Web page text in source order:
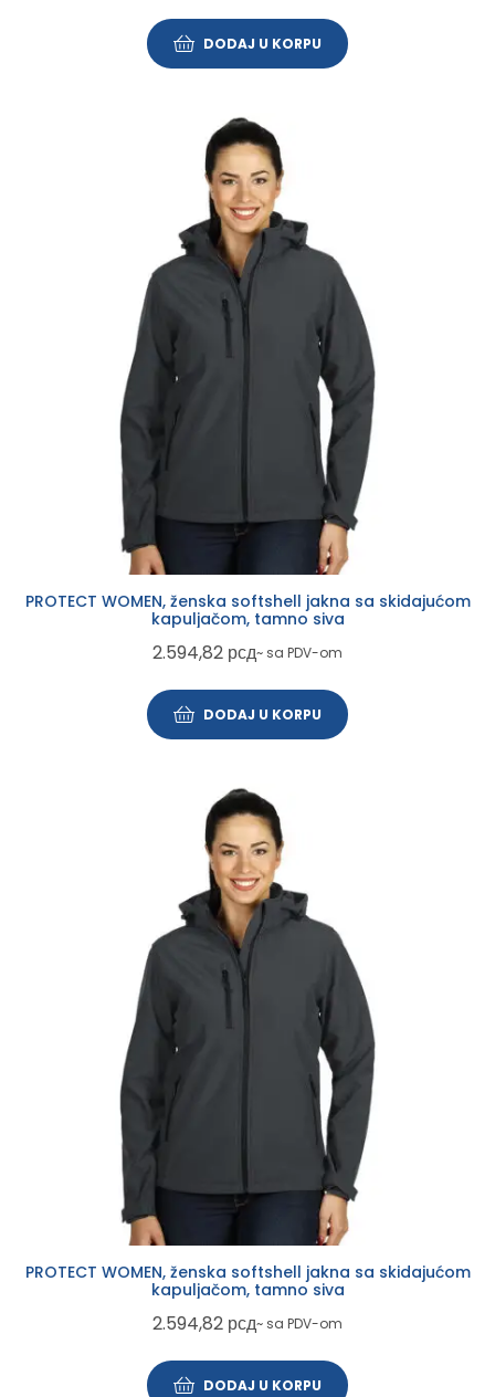
DODAJ U KORPU
PROTECT WOMEN, ženska softshell jakna sa skidajućom
kapuljačom, tamno siva
2.594,82 рсд~ sa PDV-om
DODAJ U KORPU
PROTECT WOMEN, ženska softshell jakna sa skidajućom
kapuljačom, tamno siva
2.594,82 рсд~ sa PDV-om
DODAJ U KORPU